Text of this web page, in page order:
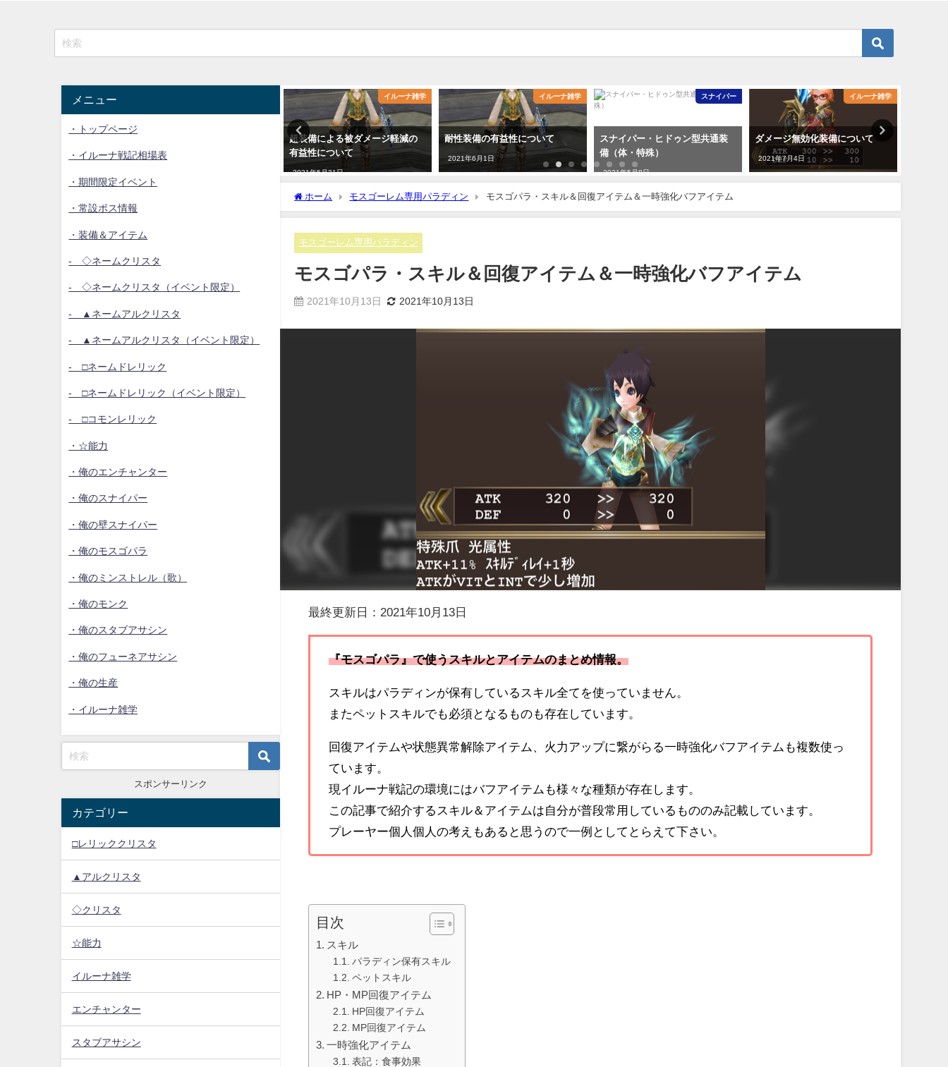
イルーナ雑学
2023年1月14日
イルーナ雑学
超装備による被ダメージ軽減の
有益性について
2021年5月31日
イルーナ雑学
耐性装備の有益性について
2021年6月1日
スナイパー
スナイパー・ヒドゥン型共通装
備（体・特殊）
2021年5月8日
イルーナ雑学
ダメージ無効化装備について
2021年7月4日
ホーム モスゴーレム専用パラディン モスゴパラ・スキル＆回復アイテム＆一時強化バフアイテム
モスゴーレム専用パラディン
モスゴパラ・スキル＆回復アイテム＆一時強化バフアイテム
2021年10月13日 2021年10月13日
最終更新日：2021年10月13日
『モスゴパラ』で使うスキルとアイテムのまとめ情報。
スキルはパラディンが保有しているスキル全てを使っていません。
またペットスキルでも必須となるものも存在しています。
回復アイテムや状態異常解除アイテム、火力アップに繋がらる一時強化バフアイテムも複数使っ
ています。
現イルーナ戦記の環境にはバフアイテムも様々な種類が存在します。
この記事で紹介するスキル＆アイテムは自分が普段常用しているもののみ記載しています。
プレーヤー個人個人の考えもあると思うので一例としてとらえて下さい。
目次
スキル
パラディン保有スキル
ペットスキル
HP・MP回復アイテム
HP回復アイテム
MP回復アイテム
一時強化アイテム
表記：食事効果
メニュー
・トップページ
・イルーナ戦記相場表
・期間限定イベント
・常設ボス情報
・装備＆アイテム
- ◇ネームクリスタ
- ◇ネームクリスタ（イベント限定）
- ▲ネームアルクリスタ
- ▲ネームアルクリスタ（イベント限定）
- □ネームドレリック
- □ネームドレリック（イベント限定）
- □コモンレリック
・☆能力
・俺のエンチャンター
・俺のスナイパー
・俺の壁スナイパー
・俺のモスゴパラ
・俺のミンストレル（歌）
・俺のモンク
・俺のスタブアサシン
・俺のフューネアサシン
・俺の生産
・イルーナ雑学
スポンサーリンク
カテゴリー
□レリッククリスタ
▲アルクリスタ
◇クリスタ
☆能力
イルーナ雑学
エンチャンター
スタブアサシン